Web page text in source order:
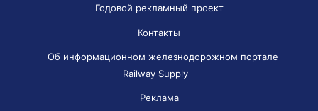
Годовой рекламный проект
Контакты
Об информационном железнодорожном портале
Railway Supply
Реклама